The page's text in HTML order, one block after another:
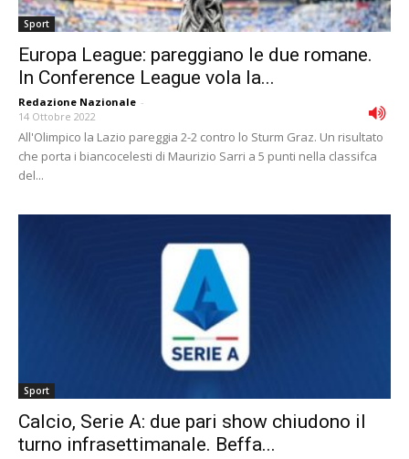
Sport
Europa League: pareggiano le due romane.
In Conference League vola la...
Redazione Nazionale -
14 Ottobre 2022
All'Olimpico la Lazio pareggia 2-2 contro lo Sturm Graz. Un risultato
che porta i biancocelesti di Maurizio Sarri a 5 punti nella classifca
del...
Sport
Calcio, Serie A: due pari show chiudono il
turno infrasettimanale. Beffa...